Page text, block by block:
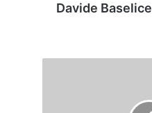
Davide Baselice